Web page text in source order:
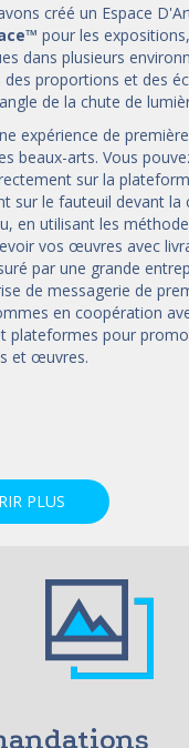
créé un Espace
™ pour les
dans plusieurs
des proportions et des
de la chute de
expérience de
beaux-arts. Vous
sur la
sur le fauteuil devant la
en utilisant les
vos œuvres avec
par une grande
de messagerie de
en coopération
plateformes pour
et œuvres.
PLUS